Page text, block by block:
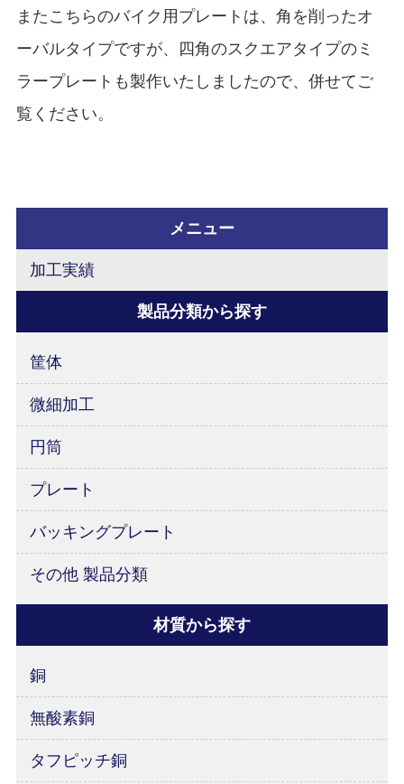
またこちらのバイク用プレートは、角を削ったオ
ーバルタイプですが、四角のスクエアタイプのミ
ラープレートも製作いたしましたので、併せてご
覧ください。
メニュー
加工実績
製品分類から探す
筐体
微細加工
円筒
プレート
バッキングプレート
その他 製品分類
材質から探す
銅
無酸素銅
タフピッチ銅